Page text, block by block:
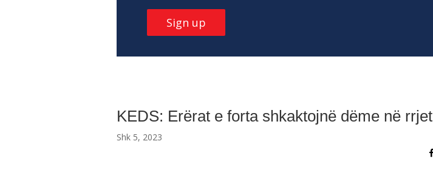
Sign up
KEDS: Erërat e forta shkaktojnë dëme në rrjet
Shk 5, 2023